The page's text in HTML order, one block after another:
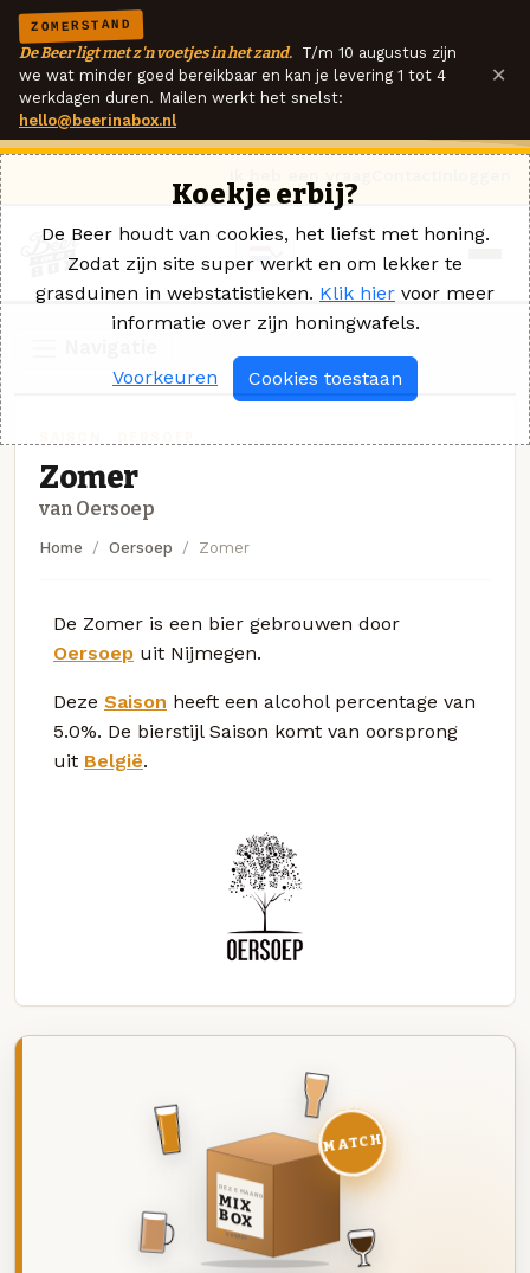
ZOMERSTAND
De Beer ligt met z'n voetjes in het zand. T/m 10 augustus zijn
we wat minder goed bereikbaar en kan je levering 1 tot 4
werkdagen duren. Mailen werkt het snelst:
hello@beerinabox.nl
×
Zomer
van Oersoep
Home Oersoep Zomer
De Zomer is een bier gebrouwen door
Oersoep uit Nijmegen.
Deze Saison heeft een alcohol percentage van
5.0%. De bierstijl Saison komt van oorsprong
uit België.
DEZE MAAND
MIX
BOX
8 BIEREN
MATCH
Koekje erbij?
De Beer houdt van cookies, het liefst met honing.
Zodat zijn site super werkt en om lekker te
grasduinen in webstatistieken. Klik hier voor meer
informatie over zijn honingwafels.
Voorkeuren Cookies toestaan